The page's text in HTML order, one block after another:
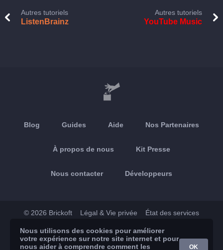
Autres tutoriels
ListenBrainz
Autres tutoriels
YouTube Music
Blog Guides Aide Nos Partenaires
À propos de nous Kit Presse
Nous contacter Développeurs
© 2026 Brickoft Légal & Vie privée État des services
App Store Google Play
Nous utilisons des cookies pour améliorer
votre expérience sur notre site internet et pour
nous aider à comprendre comment les
OK